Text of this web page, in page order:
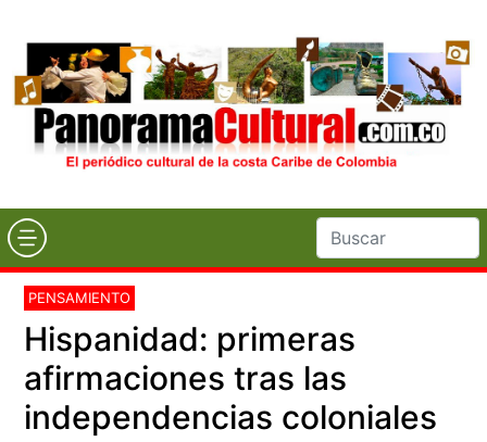
PENSAMIENTO
Hispanidad: primeras
afirmaciones tras las
independencias coloniales